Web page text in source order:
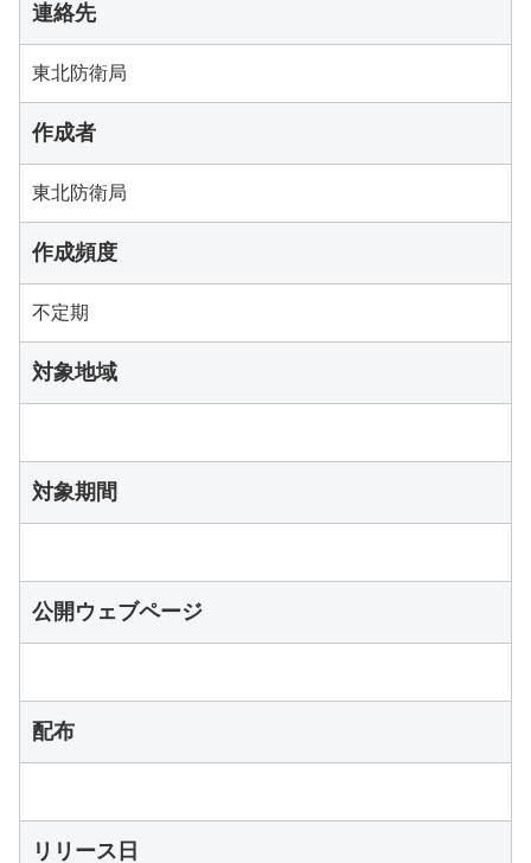
連絡先
東北防衛局
作成者
東北防衛局
作成頻度
不定期
対象地域
対象期間
公開ウェブページ
配布
リリース日